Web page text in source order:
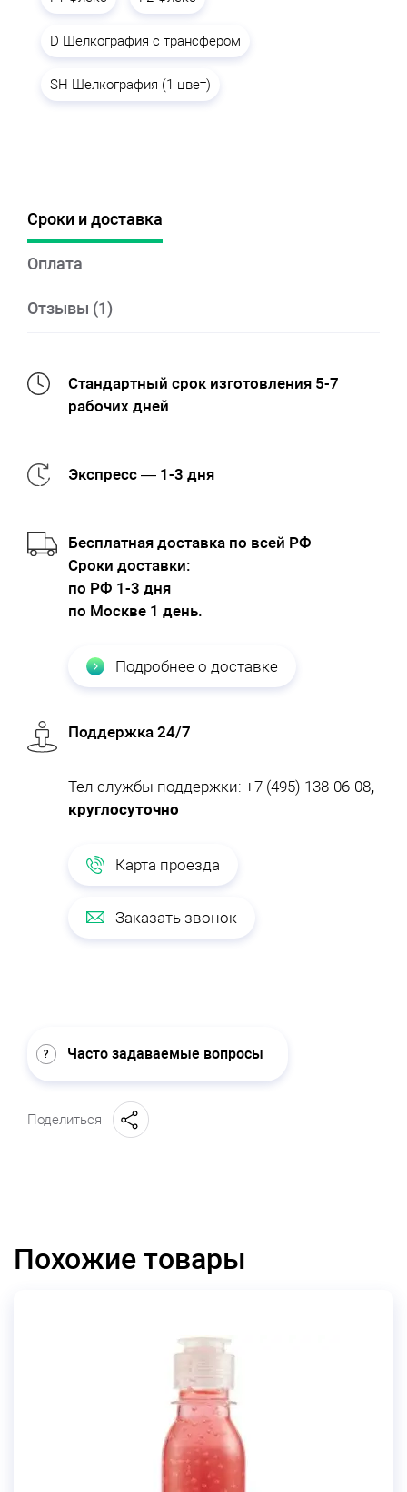
D Шелкография с трансфером
SH Шелкография (1 цвет)
Сроки и доставка
Оплата
Отзывы (1)
Стандартный срок изготовления 5-7
рабочих дней
Экспресс — 1-3 дня
Бесплатная доставка по всей РФ
Cроки доставки:
по РФ 1-3 дня
по Москве 1 день.
Подробнее о доставке
Поддержка 24/7
Тел службы поддержки: +7 (495) 138-06-08,
круглосуточно
Карта проезда
Заказать звонок
Часто задаваемые вопросы
Поделиться
Похожие товары